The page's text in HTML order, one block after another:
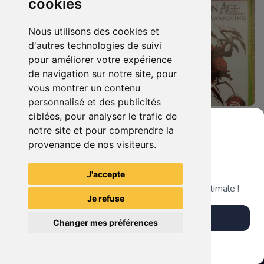
cookies
Nous utilisons des cookies et
d'autres technologies de suivi
pour améliorer votre expérience
de navigation sur notre site, pour
vous montrer un contenu
personnalisé et des publicités
ciblées, pour analyser le trafic de
notre site et pour comprendre la
provenance de nos visiteurs.
J'accepte
Je refuse
Changer mes préférences
8.90 € 0
Dragon Age Origins Xbox 360
14.90 €
TheGamingR83
Grenier du Geek
Télécharge notre app pour une expérience optimale !
Télécharger l'app